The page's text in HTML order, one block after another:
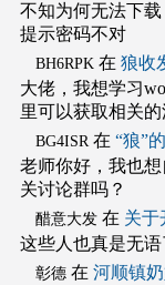
不知为何无法下
提示密码不对
BH6RPK 在 狼收
大佬，我想学习
里可以获取相关的
BG4ISR 在 “狼”
老师你好，我也
关讨论群吗？
醋意大发在 关于
这些人也真是无语
彰德在 河顺镇